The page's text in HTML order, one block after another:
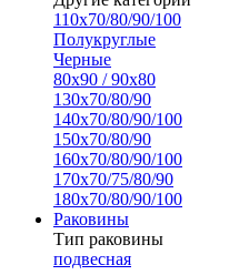
110х70/80/90/100
Полукруглые
Черные
80х90 / 90х80
130х70/80/90
140х70/80/90/100
150х70/80/90
160х70/80/90/100
170х70/75/80/90
180х70/80/90/100
Раковины
Тип раковины
подвесная